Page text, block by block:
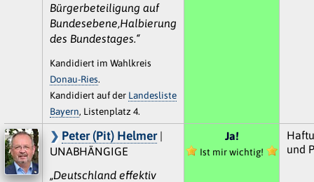
Bürgerbeteiligung auf
Bundesebene,Halbierung
des Bundestages.“
Kandidiert im Wahlkreis
Donau-Ries.
Kandidiert auf der Landesliste
Bayern, Listenplatz 4.
Peter (Pit) Helmer|
UNABHÄNGIGE
„Deutschland effektiv
Ja!
Ist mir wichtig!
und